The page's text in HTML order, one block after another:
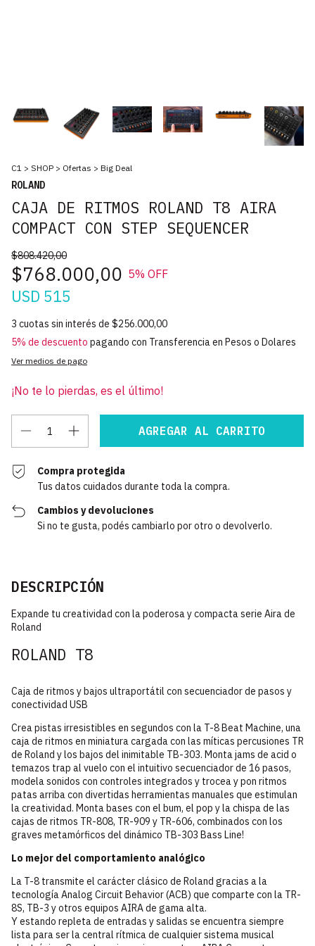
C1 > SHOP > Ofertas > Big Deal
ROLAND
CAJA DE RITMOS ROLAND T8 AIRA
COMPACT CON STEP SEQUENCER
$808.420,00
$768.000,00 5% OFF
USD 515
3 cuotas sin interés de $256.000,00
5% de descuento pagando con Transferencia en Pesos o Dolares
Ver medios de pago
¡No te lo pierdas, es el último!
Compra protegida
Tus datos cuidados durante toda la compra.
Cambios y devoluciones
Si no te gusta, podés cambiarlo por otro o devolverlo.
DESCRIPCIÓN
Expande tu creatividad con la poderosa y compacta serie Aira de
Roland
ROLAND T8
Caja de ritmos y bajos ultraportátil con secuenciador de pasos y
conectividad USB
Crea pistas irresistibles en segundos con la T-8 Beat Machine, una
caja de ritmos en miniatura cargada con las míticas percusiones TR
de Roland y los bajos del inimitable TB-303. Monta jams de acid o
temazos trap al vuelo con el intuitivo secuenciador de 16 pasos,
modela sonidos con controles integrados y trocea y pon ritmos
patas arriba con divertidas herramientas manuales que estimulan
la creatividad. Monta bases con el bum, el pop y la chispa de las
cajas de ritmos TR-808, TR-909 y TR-606, combinados con los
graves metamórficos del dinámico TB-303 Bass Line!
Lo mejor del comportamiento analógico
La T-8 transmite el carácter clásico de Roland gracias a la
tecnología Analog Circuit Behavior (ACB) que comparte con la TR-
8S, TB-3 y otros equipos AIRA de gama alta.
Y estando repleta de entradas y salidas se encuentra siempre
lista para ser la central rítmica de cualquier sistema musical